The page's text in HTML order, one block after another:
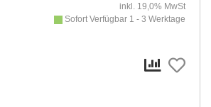
inkl. 19,0% MwSt
Sofort Verfügbar 1 - 3 Werktage